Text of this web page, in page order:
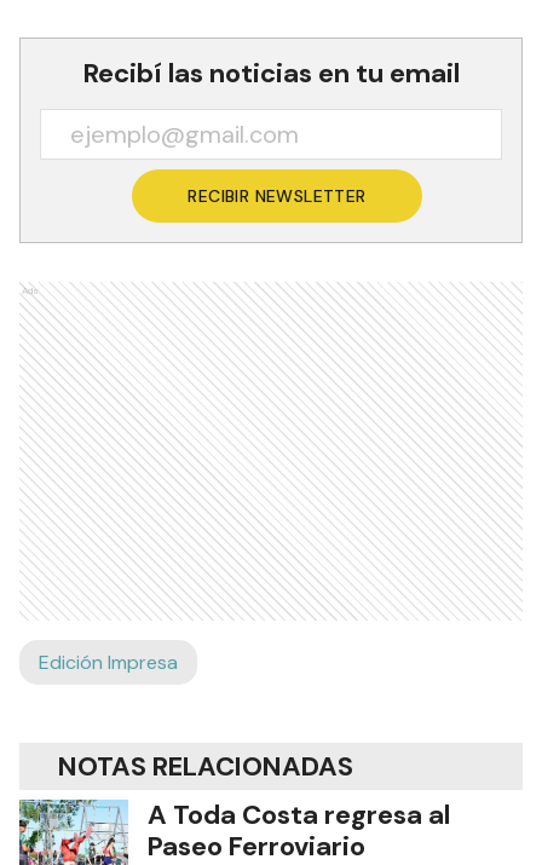
Recibí las noticias en tu email
RECIBIR NEWSLETTER
Ads
Edición Impresa
NOTAS RELACIONADAS
A Toda Costa regresa al
Paseo Ferroviario